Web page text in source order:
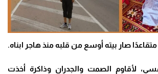
صار بيته أوسع من قلبه منذ هاجر ابناه.
لأقاوم الصمت والجدران وذاكرة أخذت